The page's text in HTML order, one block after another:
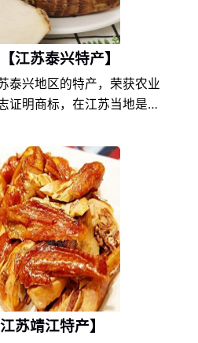
江苏泰兴特产】
泰兴地区的特产，荣获农业
证明商标，在江苏当地是非
的不同，以及地方风土人情
芋在江苏特产中独具一格，
香荷芋爱好者们的喜爱。
苏靖江特产】